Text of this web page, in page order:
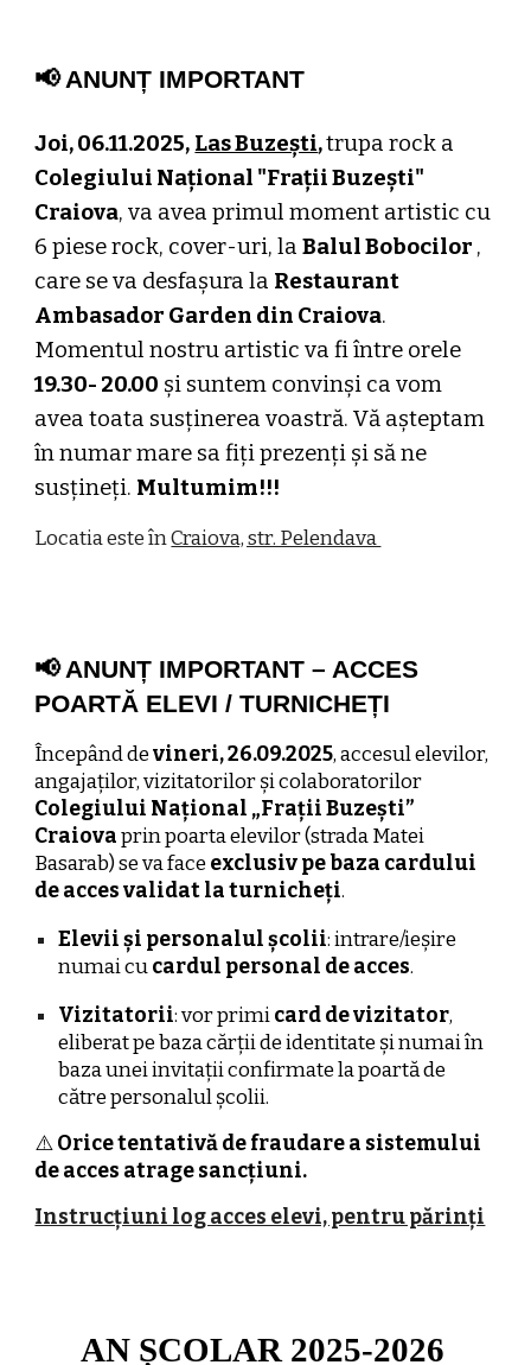
📢 ANUNȚ IMPORTANT
Joi, 06.11.2025, Las Buzești,trupa rock a
Colegiului Național "Frații Buzești"
Craiova, va avea primul moment artistic cu
6 piese rock, cover-uri, laBalul Bobocilor ,
care se va desfașura la Restaurant
Ambasador Garden din Craiova.
Momentul nostru artistic va fi între orele
19.30- 20.00 și suntem convinși ca vom
avea toata susținerea voastră. Vă așteptam
în numar mare sa fiți prezenți și să ne
susțineți. Multumim!!!
Locatia este înCraiova, str. Pelendava
📢 ANUNȚ IMPORTANT – ACCES
POARTĂ ELEVI / TURNICHEȚI
Începând devineri, 26.09.2025, accesul elevilor,
angajaților, vizitatorilor și colaboratorilor
Colegiului Național „Frații Buzești”
Craiovaprin poarta elevilor (strada Matei
Basarab) se va faceexclusiv pe baza cardului
de acces validat la turnicheți.
Elevii și personalul școlii: intrare/ieșire
numai cucardul personal de acces.
Vizitatorii: vor primicard de vizitator,
eliberat pe baza cărții de identitate și numai în
baza unei invitații confirmate la poartă de
către personalul școlii.
⚠️Orice tentativă de fraudare a sistemului
de acces atrage sancțiuni.
Instrucțiuni log acces elevi, pentru părinți
AN ȘCOLAR 2025-2026